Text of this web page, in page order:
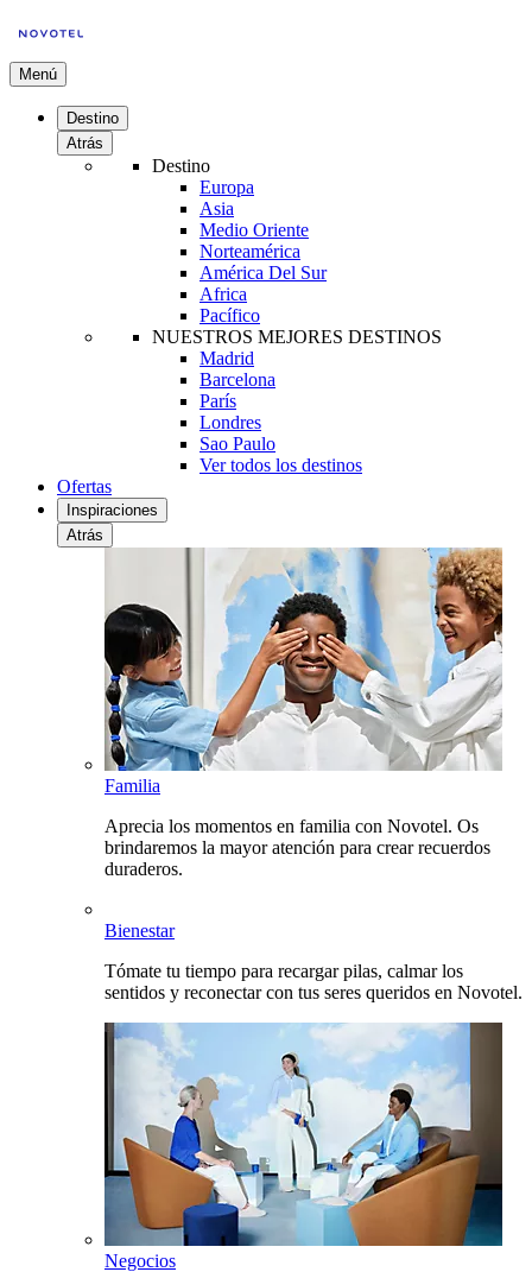
Menú
Destino
Atrás
Destino
Europa
Asia
Medio Oriente
Norteamérica
América Del Sur
Africa
Pacífico
NUESTROS MEJORES DESTINOS
Madrid
Barcelona
París
Londres
Sao Paulo
Ver todos los destinos
Ofertas
Inspiraciones
Atrás
Familia
Aprecia los momentos en familia con Novotel. Os
brindaremos la mayor atención para crear recuerdos
duraderos.
Bienestar
Tómate tu tiempo para recargar pilas, calmar los
sentidos y reconectar con tus seres queridos en Novotel.
Negocios